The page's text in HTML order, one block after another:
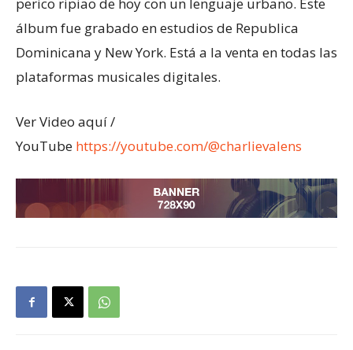
álbum fue grabado en estudios de Republica
Dominicana y New York. Está a la venta en todas las
plataformas musicales digitales.
Ver Video aquí /
YouTube https://youtube.com/@charlievalens